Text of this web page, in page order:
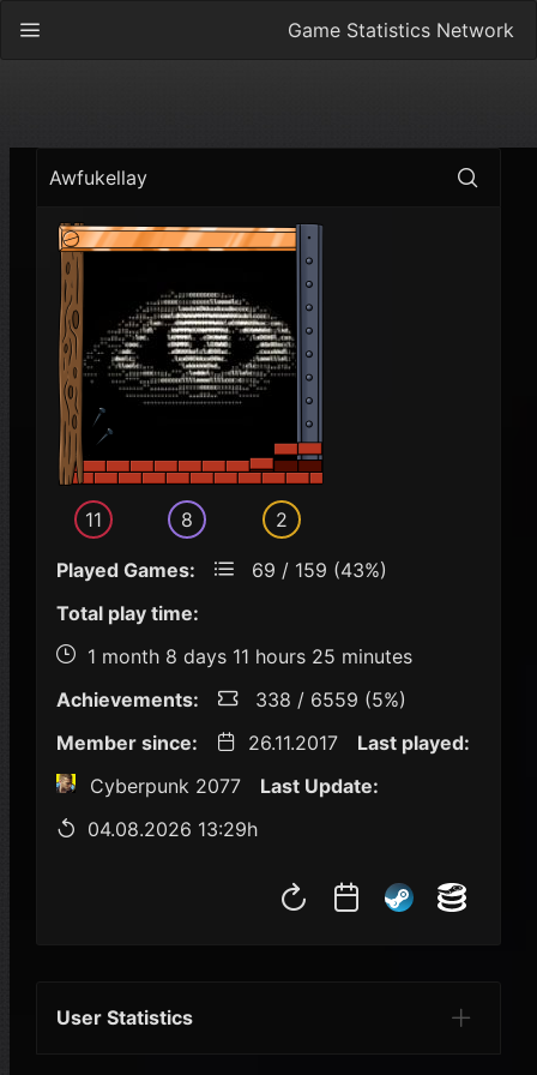
Game Statistics Network
Awfukellay
11 8 2
Played Games:
69 / 159 (43%)
Total play time:
1 month 8 days 11 hours 25 minutes
Achievements:
338 / 6559 (5%)
Member since:
26.11.2017
Last played:
Cyberpunk 2077
Last Update:
04.08.2026 13:29h
User Statistics